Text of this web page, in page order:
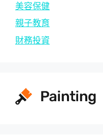
美容保健
親子教育
財務投資